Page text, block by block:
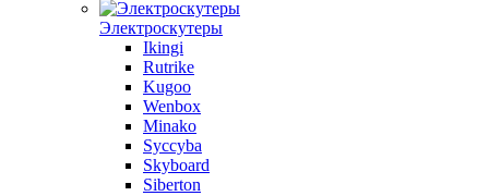
Электроскутеры
Ikingi
Rutrike
Kugoo
Wenbox
Minako
Syccyba
Skyboard
Siberton